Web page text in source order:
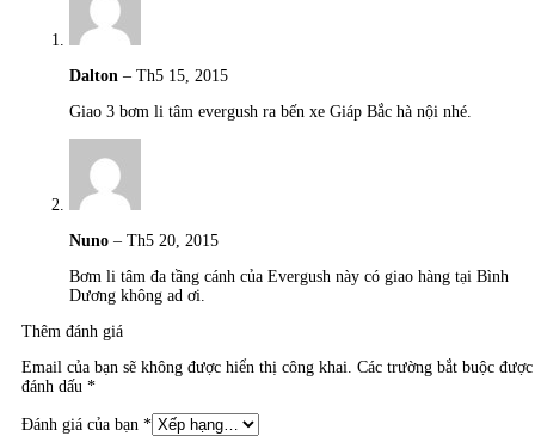
Dalton – Th5 15, 2015
Giao 3 bơm li tâm evergush ra bến xe Giáp Bắc hà nội nhé.
Nuno – Th5 20, 2015
Bơm li tâm đa tầng cánh của Evergush này có giao hàng tại Bình
Dương không ad ơi.
Thêm đánh giá
Email của bạn sẽ không được hiển thị công khai. Các trường bắt buộc được
đánh dấu *
Đánh giá của bạn *